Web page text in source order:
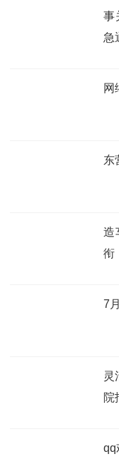
事
急
网
东
造
衔
7
灵
院
qq